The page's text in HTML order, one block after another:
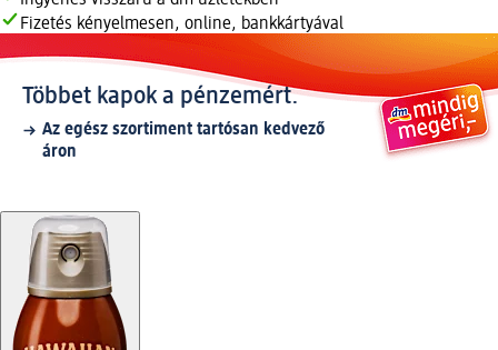
Fizetés kényelmesen, online, bankkártyával
Többet kapok a pénzemért.
Az egész szortiment tartósan kedvező
áron